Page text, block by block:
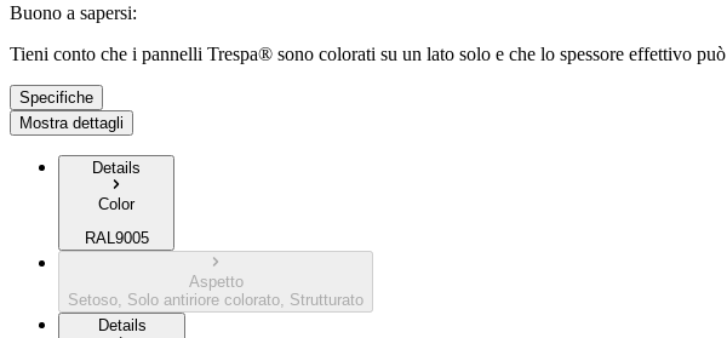
Buono a sapersi:
Tieni conto che i pannelli Trespa® sono colorati su un lato solo e che lo spessore effettivo
Specifiche
Mostra dettagli
Details
Color
RAL9005
Aspetto
Setoso, Solo antiriore colorato, Strutturato
Details